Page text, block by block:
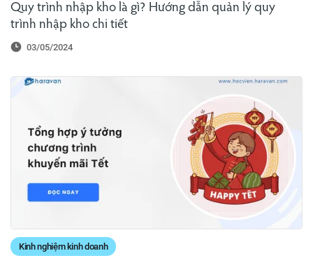
Quy trình nhập kho là gì? Hướng dẫn quản lý quy
trình nhập kho chi tiết
03/05/2024
Kinh nghiệm kinh doanh